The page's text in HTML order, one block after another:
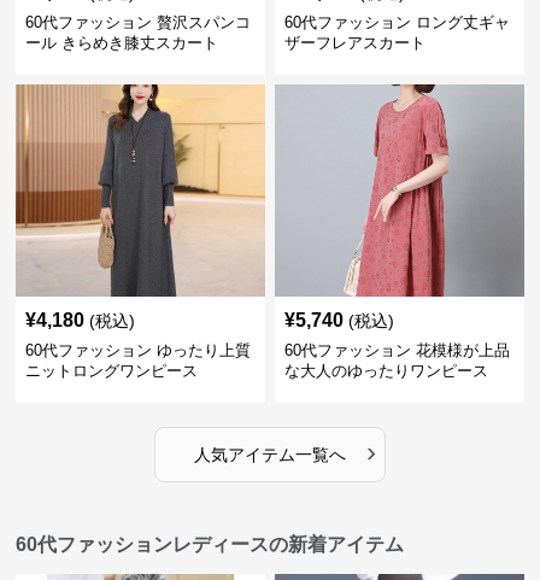
60代ファッション 贅沢スパンコ
ール きらめき膝丈スカート
60代ファッション ロング丈ギャ
ザーフレアスカート
¥4,180 (税込)
60代ファッション ゆったり上質
ニットロングワンピース
¥5,740 (税込)
60代ファッション 花模様が上品
な大人のゆったりワンピース
人気アイテム一覧へ ›
60代ファッションレディースの新着アイテム